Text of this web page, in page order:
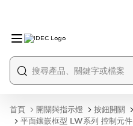
首頁 開關與指示燈 按鈕開關
平面鑲嵌框型 LW系列 控制元件